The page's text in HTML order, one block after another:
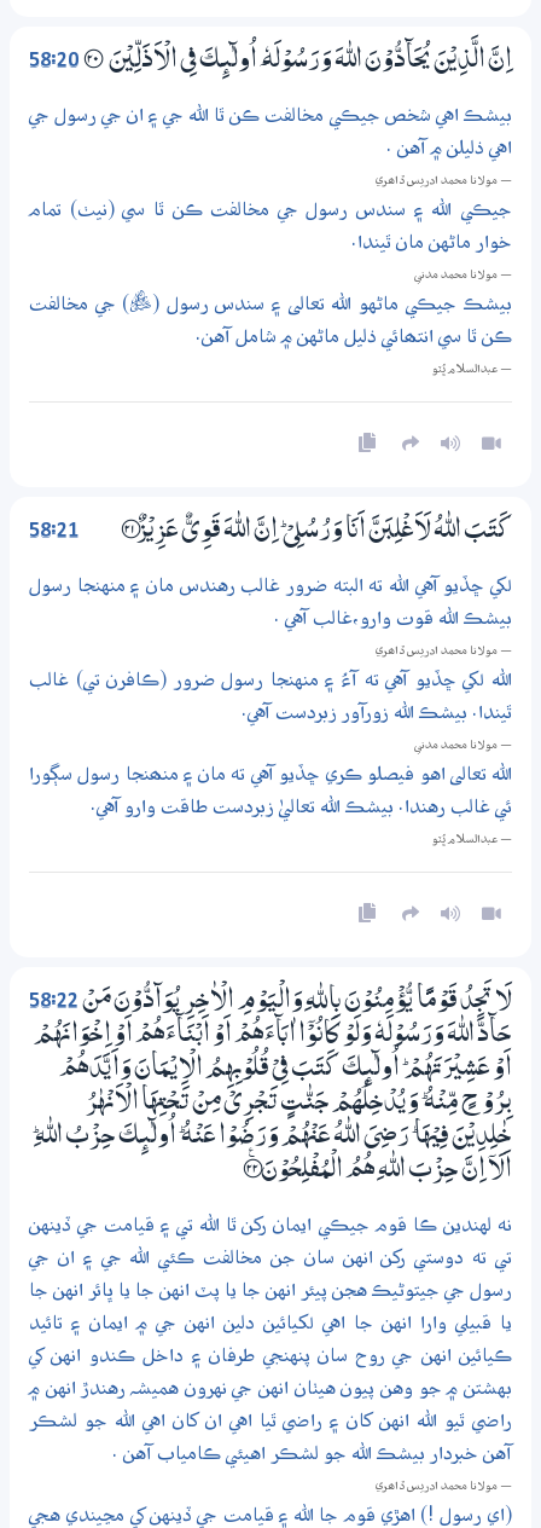
58:20 اِنَّ الَّذِيْنَ يُحَاۗدُّوْنَ اللّٰهَ وَرَسُوْلَهٗ ٓ اُولٰۗىِٕكَ فِي الْاَذَلِّيْنَ ؀20
بيشڪ اهي شخص جيڪي مخالفت ڪن ٿا الله جي ۽ ان جي رسول جي
اهي ذليلن ۾ آهن .
— مولانا محمد ادريس ڏاھري
جيڪي الله ۽ سندس رسول جي مخالفت ڪن ٿا سي (نيٺ) تمام
خوار ماڻهن مان ٿيندا.
— مولانا محمد مدني
بيشڪ جيڪي ماڻهو الله تعالى ۽ سندس رسول (ﷺ) جي مخالفت
ڪن ٿا سي انتھائي ذليل ماڻهن ۾ شامل آهن.
— عبدالسلام ڀُٽو
58:21 كَتَبَ اللّٰهُ لَاَغْلِبَنَّ اَنَا وَرُسُلِيْ ۭ اِنَّ اللّٰهَ قَوِيٌّ عَزِيْزٌ ؀21
لکي ڇڏيو آهي الله ته البته ضرور غالب رهندس مان ۽ منهنجا رسول
بيشڪ الله قوت وارو،غالب آهي .
— مولانا محمد ادريس ڏاھري
الله لکي ڇڏيو آهي ته آءُ ۽ منهنجا رسول ضرور (ڪافرن تي) غالب
ٿيندا. بيشڪ الله زورآور زبردست آهي.
— مولانا محمد مدني
الله تعالى اهو فيصلو ڪري ڇڏيو آهي ته مان ۽ منھنجا رسول سڳورا
ئي غالب رهندا. بيشڪ الله تعاليٰ زبردست طاقت وارو آهي.
— عبدالسلام ڀُٽو
58:22 لَا تَجِدُ قَوْمًا يُّؤْمِنُوْنَ بِاللّٰهِ وَالْيَوْمِ الْاٰخِرِ يُوَاۗدُّوْنَ مَنْ
حَاۗدَّ اللّٰهَ وَرَسُوْلَهٗ وَلَوْ كَانُوْٓا اٰبَاۗءَهُمْ اَوْ اَبْنَاۗءَهُمْ اَوْ اِخْوَانَهُمْ
اَوْ عَشِيْرَتَهُمْ ۭ اُولٰۗىِٕكَ كَتَبَ فِيْ قُلُوْبِهِمُ الْاِيْـمَانَ وَاَيَّدَهُمْ
بِرُوْحٍ مِّنْهُ ۭ وَيُدْخِلُهُمْ جَنّٰتٍ تَـجْرِيْ مِنْ تَـحْتِهَا الْاَنْهٰرُ
خٰلِدِيْنَ فِيْهَا ۭ رَضِيَ اللّٰهُ عَنْهُمْ وَرَضُوْا عَنْهُ ۭ اُولٰۗىِٕكَ حِزْبُ اللّٰهِ ۭ
اَلَآ اِنَّ حِزْبَ اللّٰهِ هُمُ الْمُفْلِحُوْنَ ؀ۧ22
نه لهندين ڪا قوم جيڪي ايمان رکن ٿا الله تي ۽ قيامت جي ڏينهن
تي ته دوستي رکن انهن سان جن مخالفت ڪئي الله جي ۽ ان جي
رسول جي جيتوڻيڪ هجن پيئر انهن جا يا پٽ انهن جا يا ڀائر انهن جا
يا قبيلي وارا انهن جا اهي لکيائين دلين انهن جي ۾ ايمان ۽ تائيد
ڪيائين انهن جي روح سان پنهنجي طرفان ۽ داخل ڪندو انهن کي
بهشتن ۾ جو وهن پيون هيٺان انهن جي نهرون هميشہ رهندڙ انهن ۾
راضي ٿيو الله انهن کان ۽ راضي ٿيا اهي ان کان اهي الله جو لشڪر
آهن خبردار بيشڪ الله جو لشڪر اهيئي ڪامياب آهن .
— مولانا محمد ادريس ڏاھري
(اي رسول !) اهڙي قوم جا الله ۽ قيامت جي ڏينهن کي مڃيندي هجي